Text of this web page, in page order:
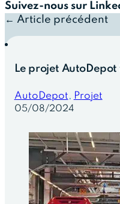
Suivez-nous sur
← Article précédent
Le projet
AutoDepot, Projet
05/08/2024